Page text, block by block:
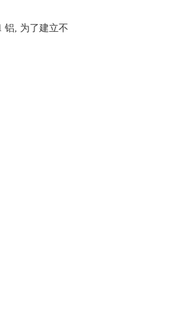
铝, 为了建立不